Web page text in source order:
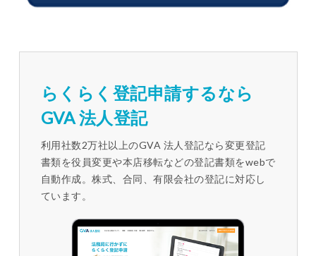
らくらく登記申請するなら
GVA 法人登記
利用社数2万社以上のGVA 法人登記なら変更登記
書類を役員変更や本店移転などの登記書類をwebで
自動作成。株式、合同、有限会社の登記に対応し
ています。